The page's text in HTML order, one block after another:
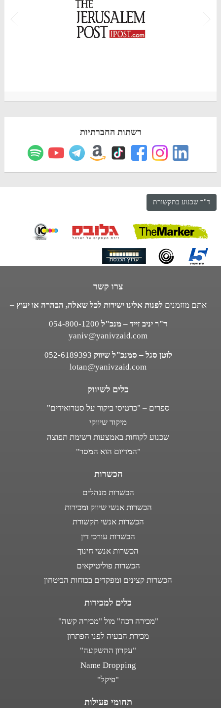
רשתות החברתיות
ד"ר שכנוע בתקשורת
צרו קשר
אתם מוזמנים לפנות אלינו ישירות לכל שאלה, הבהרה או יעוץ –
ד"ר יניב זייד – מנכ"ל 054-800-1200
yaniv@yanivzaid.com
לוטן סגל – סמנכ"ל שיווק 052-6189393
lotan@yanivzaid.com
כלים לשיווק
ספרים – "כרטיסי ביקור על סטרואידים"
מיקוד שיווקי
שכנוע לקוחות באמצעות רשימת תפוצה
"המדיום הוא המסר"
הכשרות
הכשרות מנהלים
הכשרות אנשי שיווק ומכירות
הכשרות אנשי תקשורת
הכשרות עורכי דין
הכשרות אנשי חינוך
הכשרות פוליטיקאים
הכשרות קצינים ומפקדים בכוחות הביטחון
כלים למכירות
"מכירה רכה" מול "מכירה קשה"
מכירת הבעיה לפני הפתרון
"עקרון ההשקעה"
Name Dropping
"פיקל"
תחומי פעילות